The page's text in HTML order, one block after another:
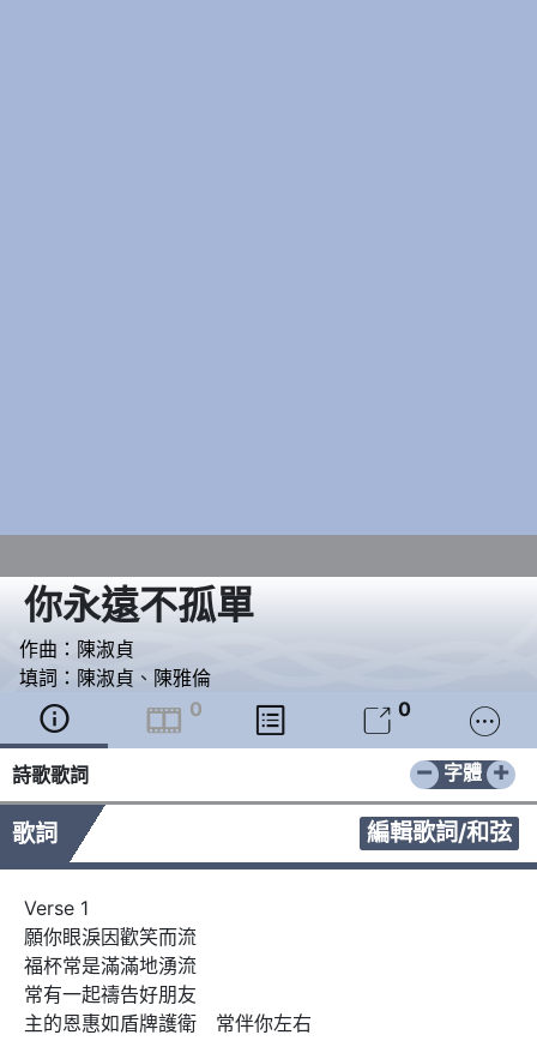
你永遠不孤單
作曲： 陳淑貞
填詞： 陳淑貞 、 陳雅倫
  0   0 
詩歌歌詞 − +
字體
歌詞 編輯歌詞/和弦
Verse 1
願你眼淚因歡笑而流
福杯常是滿滿地湧流
常有一起禱告好朋友
主的恩惠如盾牌護衛　常伴你左右